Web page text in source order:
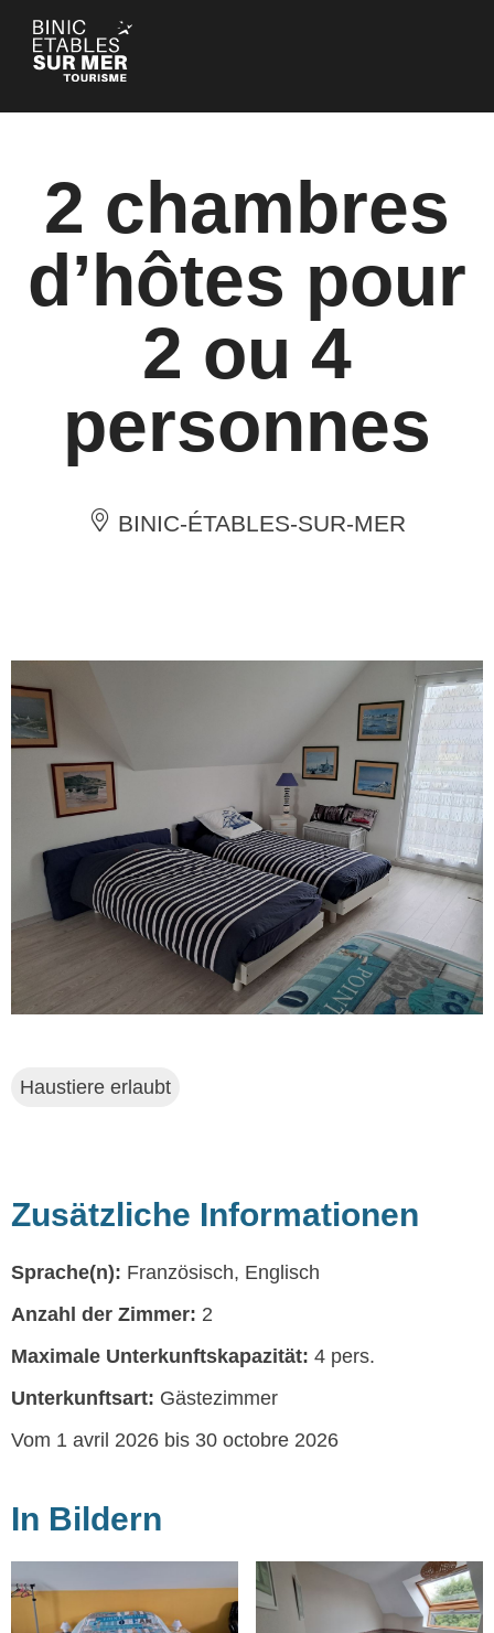
Cookie-Einstellungen
2 chambres
d’hôtes pour
2 ou 4
personnes
BINIC-ÉTABLES-SUR-MER
Haustiere erlaubt
Zusätzliche Informationen
Sprache(n): Französisch, Englisch
Anzahl der Zimmer: 2
Maximale Unterkunftskapazität: 4 pers.
Unterkunftsart: Gästezimmer
Vom 1 avril 2026 bis 30 octobre 2026
In Bildern